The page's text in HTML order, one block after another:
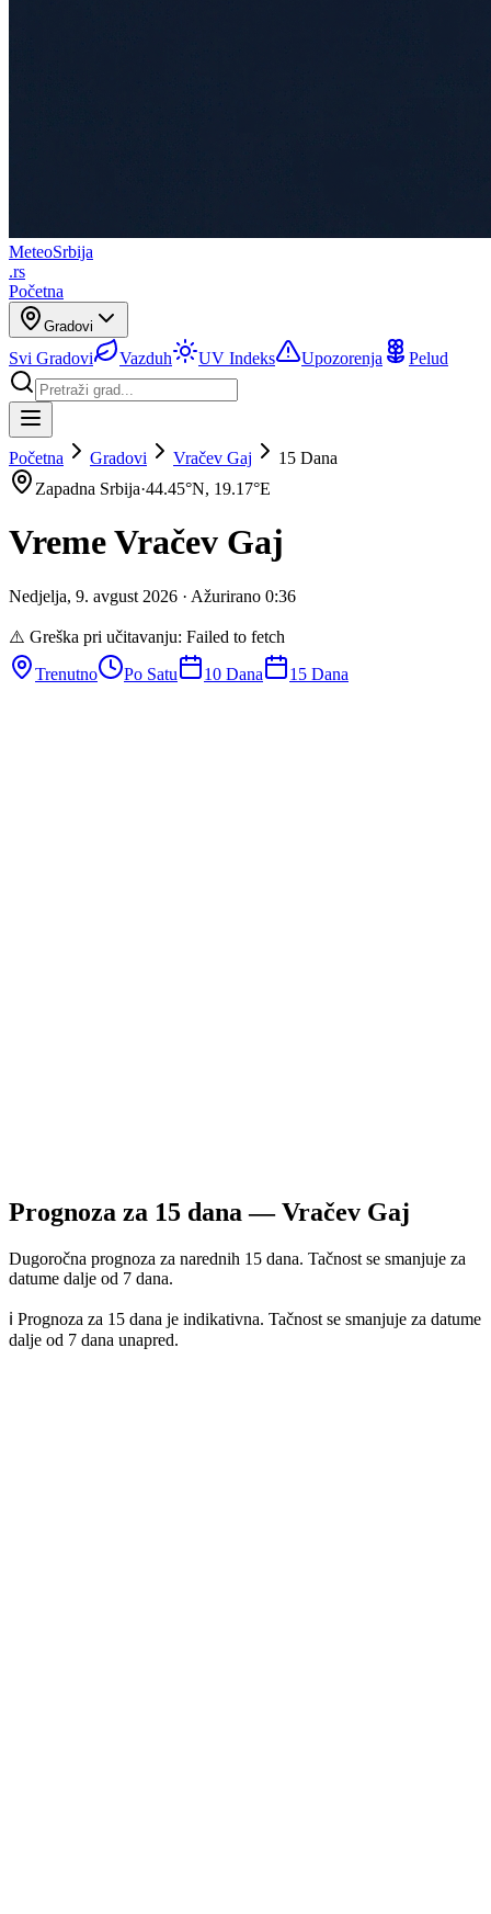
MeteoSrbija
.rs
Početna
Gradovi
Svi Gradovi Vazduh UV Indeks Upozorenja Pelud
Početna Gradovi Vračev Gaj
15 Dana
Zapadna Srbija·44.45°N, 19.17°E
VremeVračev Gaj
Nedjelja, 9. avgust 2026 · Ažurirano 0:36
⚠️ Greška pri učitavanju: Failed to fetch
Trenutno
Po Satu 10 Dana 15 Dana
Prognoza za 15 dana —Vračev Gaj
Dugoročna prognoza za narednih 15 dana. Tačnost se smanjuje za
datume dalje od 7 dana.
ℹ️ Prognoza za 15 dana je indikativna. Tačnost se smanjuje za datume
dalje od 7 dana unapred.